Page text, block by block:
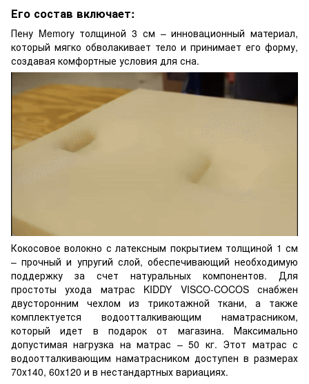
Его состав включает:
Пену Memory толщиной 3 см – инновационный материал,
который мягко обволакивает тело и принимает его форму,
создавая комфортные условия для сна.
Кокосовое волокно с латексным покрытием толщиной 1 см
– прочный и упругий слой, обеспечивающий необходимую
поддержку за счет натуральных компонентов. Для
простоты ухода матрас KIDDY VISCO-COCOS снабжен
двусторонним чехлом из трикотажной ткани, а также
комплектуется водоотталкивающим наматрасником,
который идет в подарок от магазина. Максимально
допустимая нагрузка на матрас – 50 кг. Этот матрас с
водоотталкивающим наматрасником доступен в размерах
70х140, 60х120 и в нестандартных вариациях.